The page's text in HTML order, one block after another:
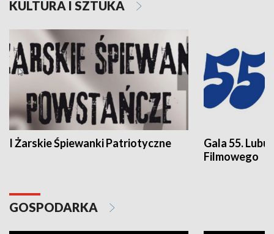
KULTURA I SZTUKA
I Żarskie Śpiewanki Patriotyczne
Gala 55.
Filmowego
GOSPODARKA